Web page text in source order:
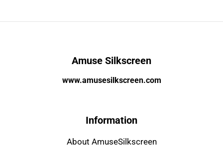
Amuse Silkscreen
www.amusesilkscreen.com
Information
About AmuseSilkscreen